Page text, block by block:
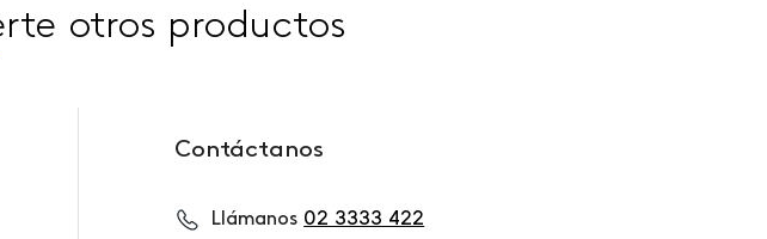
otros productos
Contáctanos
Llámanos 02 3333 422